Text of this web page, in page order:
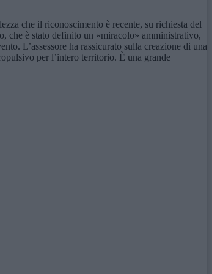
che il riconoscimento è recente, su richiesta del
che è stato definito un «miracolo» amministrativo,
L’assessore ha rassicurato sulla creazione di una
per l’intero territorio. È una grande